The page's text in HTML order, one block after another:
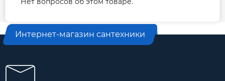
Интернет-магазин сантехники